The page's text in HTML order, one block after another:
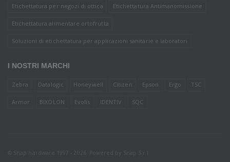
Etichettatura per negozi di ottica Etichettatura Antimanomissione
Etichettatura alimentare ortofrutta
Soluzioni di etichettatura per applicazioni sanitarie e laboratori
I NOSTRI MARCHI
Zebra Datalogic Honeywell Citizen Epson Ergo TSC
Armor BIXOLON Evolis IDENTIV SQC
© Snap hardware 1997 - 2026. Powered by Snap S.r.l.